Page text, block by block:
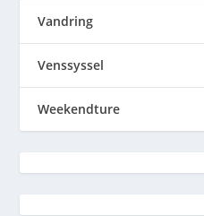
Vandring
Venssyssel
Weekendture